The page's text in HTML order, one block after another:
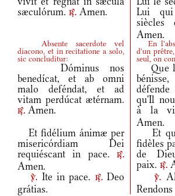
sæculórum. r. Amen.
Lui
siècles
Amen.
Absente sacerdote vel
diacono, et in recitatione a solo,
sic concluditur:
En
d'un
seul, on
Dóminus nos
benedícat, et ab omni
malo deféndat, et ad
vitam perdúcat ætérnam.
r. Amen.
Que
qu'Il
à la
Amen.
Et fidélium ánimæ per
misericórdiam Dei
requiéscant in pace.
r.
Amen.
Et
fidèles
de
paix. r.
v. Ite in pace. r.Deo
grátias.
v.